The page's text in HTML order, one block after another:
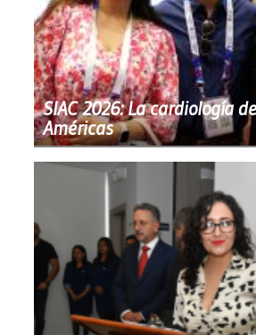
SIAC 2026: La cardiología
Américas